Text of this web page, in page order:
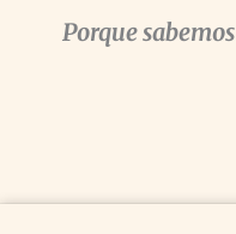
Porque